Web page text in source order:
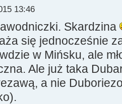
13:46
Skardzina
się jednocześnie
w Mińsku, ale
Ale już taka
a nie